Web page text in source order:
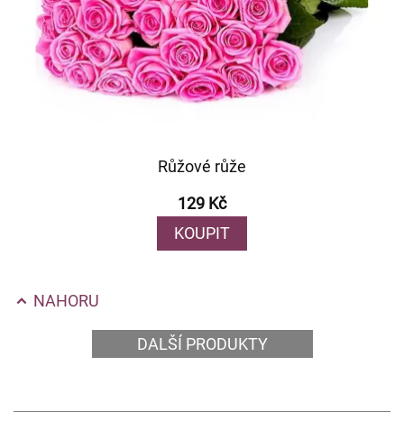
Růžové růže
129 Kč
KOUPIT
NAHORU
DALŠÍ PRODUKTY